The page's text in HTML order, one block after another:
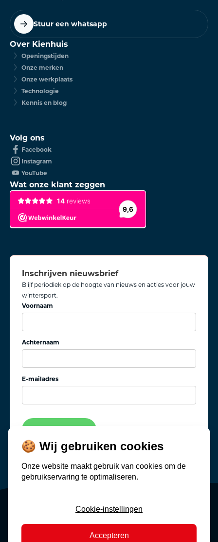
Stuur een whatsapp
Over Kienhuis
Openingstijden
Onze merken
Onze werkplaats
Technologie
Kennis en blog
Volg ons
Facebook
Instagram
YouTube
Wat onze klant zeggen
Inschrijven nieuwsbrief
Blijf periodiek op de hoogte van nieuws en acties voor jouw
wintersport.
Voornaam
Achternaam
E-mailadres
🍪 Wij gebruiken cookies
Onze website maakt gebruik van cookies om de
gebruikservaring te optimaliseren.
Cookie-instellingen
Accepteren